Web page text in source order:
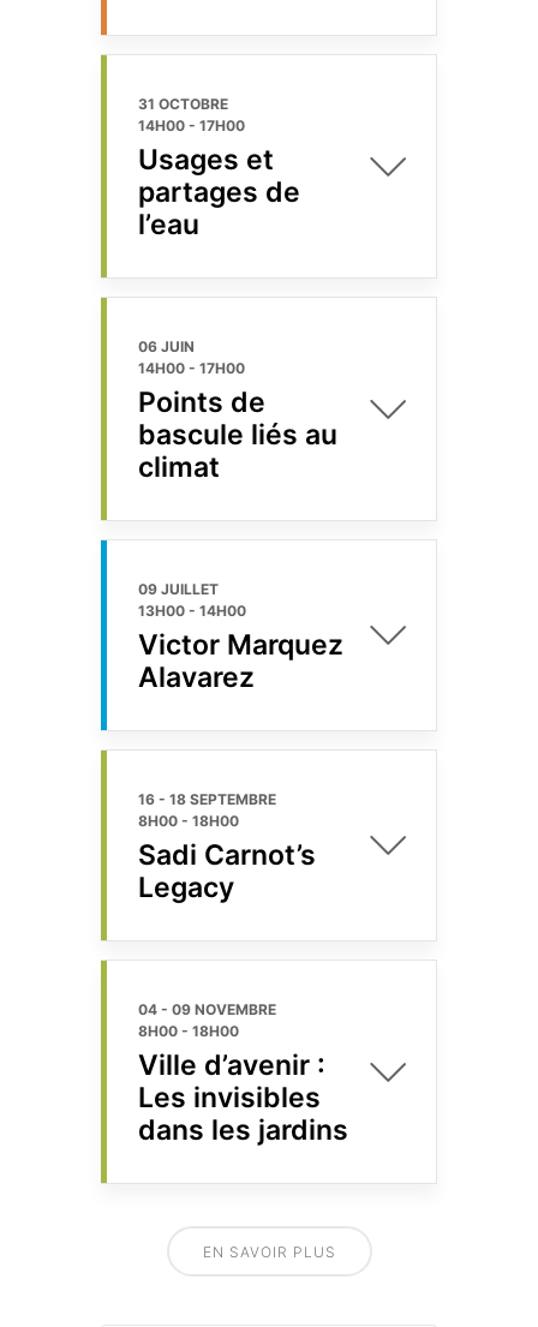
31 OCTOBRE
14H00 - 17H00
Usages et
partages de
l’eau
06 JUIN
14H00 - 17H00
Points de
bascule liés au
climat
09 JUILLET
13H00 - 14H00
Victor Marquez
Alavarez
16 - 18 SEPTEMBRE
8H00 - 18H00
Sadi Carnot’s
Legacy
04 - 09 NOVEMBRE
8H00 - 18H00
Ville d’avenir :
Les invisibles
dans les jardins
EN SAVOIR PLUS